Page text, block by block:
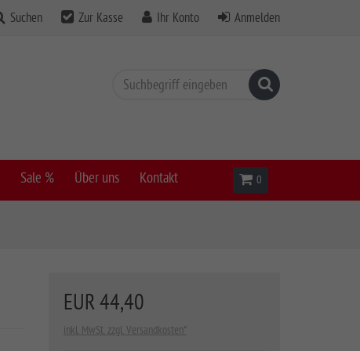
Suchen Zur Kasse Ihr Konto Anmelden
Suchen
Sale % Über uns Kontakt Warenkorb
0
EUR 44,40
inkl. MwSt. zzgl. Versandkosten*